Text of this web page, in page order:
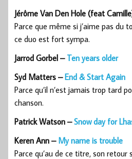
Jérôme Van Den Hole (feat
Parce que même si j’aime pas du
ce duo est fort sympa.
Jarrod Gorbel – Ten years older
Syd Matters –End & Start Again
Parce qu’il n’est jamais trop tard
chanson.
Patrick Watson –Snow day for
Keren Ann – My name is trouble
Parce qu’au de ce titre, son retour